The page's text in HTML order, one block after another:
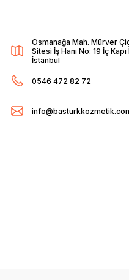
Osmanağa Mah. Mürver
Sitesi İş Hanı No: 19 İç
İstanbul
0546 472 82 72